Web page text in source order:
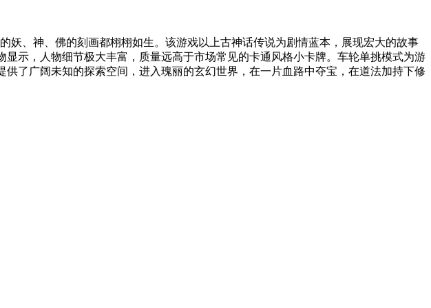
、神、佛的刻画都栩栩如生。该游戏以上古神话传说为剧情蓝本，展现宏大的故事
示，人物细节极大丰富，质量远高于市场常见的卡通风格小卡牌。车轮单挑模式为游
了广阔未知的探索空间，进入瑰丽的玄幻世界，在一片血路中夺宝，在道法加持下修